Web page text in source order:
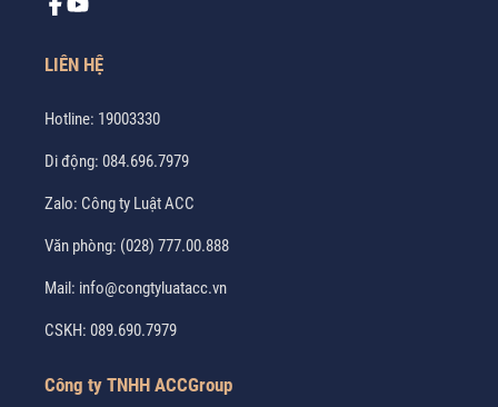
LIÊN HỆ
Hotline: 19003330
Di động: 084.696.7979
Zalo: Công ty Luật ACC
Văn phòng: (028) 777.00.888
Mail: info@congtyluatacc.vn
CSKH: 089.690.7979
Công ty TNHH ACCGroup